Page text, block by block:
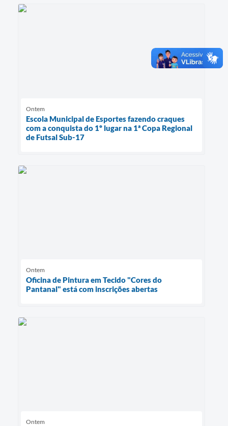
Ontem
Escola Municipal de Esportes fazendo craques
com a conquista do 1º lugar na 1ª Copa Regional
de Futsal Sub-17
Ontem
Oficina de Pintura em Tecido "Cores do
Pantanal" está com inscrições abertas
Ontem